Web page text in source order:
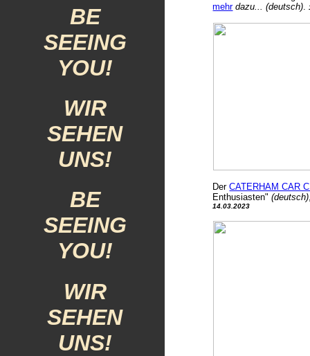
BE
SEEING
YOU!
WIR
SEHEN
UNS!
BE
SEEING
YOU!
WIR
SEHEN
UNS!
mehrdazu... (deutsch)
DerCATERHAM CAR
Enthusiasten"(deutsch)
14.03.2023